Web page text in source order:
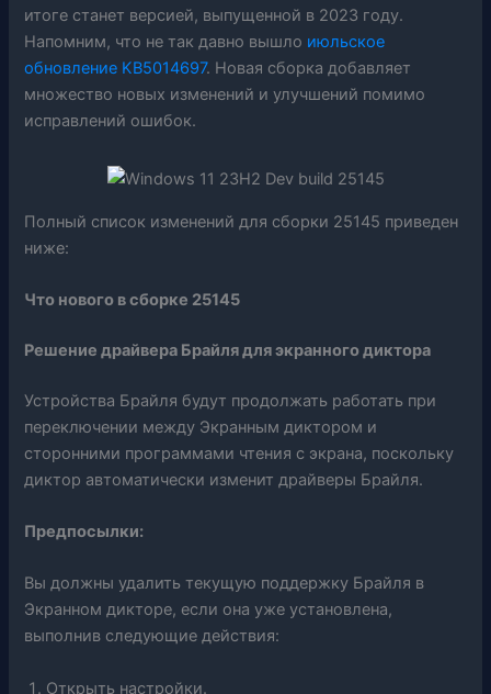
итоге станет версией, выпущенной в 2023 году.
Напомним, что не так давно вышло июльское
обновление KB5014697. Новая сборка добавляет
множество новых изменений и улучшений помимо
исправлений ошибок.
Полный список изменений для сборки 25145 приведен
ниже:
Что нового в сборке 25145
Решение драйвера Брайля для экранного диктора
Устройства Брайля будут продолжать работать при
переключении между Экранным диктором и
сторонними программами чтения с экрана, поскольку
диктор автоматически изменит драйверы Брайля.
Предпосылки:
Вы должны удалить текущую поддержку Брайля в
Экранном дикторе, если она уже установлена,
выполнив следующие действия:
Открыть настройки.